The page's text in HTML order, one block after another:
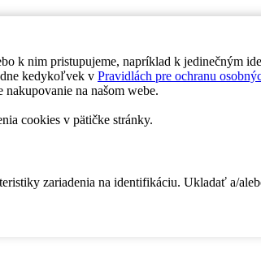
k nim pristupujeme, napríklad k jedinečným
kedykoľvek v Pravidlách pre ochranu
na našom webe.
cookies v pätičke stránky.
zariadenia na identifikáciu. Ukladať a/